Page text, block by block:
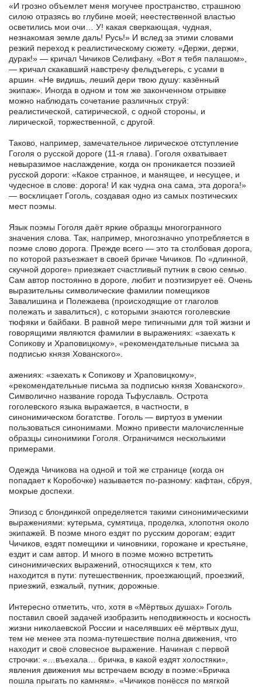
«И грозно объемлет меня могучее пространство, страшною
силою отразясь во глубине моей; неестественной властью
осветились мои очи… У! какая сверкающая, чудная,
незнакомая земле даль! Русь!» И вслед за этими словами
резкий переход к реалистическому сюжету. «Держи, держи,
дурак!» — кричал Чичиков Селифану. «Вот я тебя палашом»,
— кричал скакавший навстречу фельдъегерь, с усами в
аршин. «Не видишь, леший дери твою душу: казённый
экипаж». Иногда в одном и том же законченном отрывке
можно наблюдать сочетание различных струй:
реалистической, сатирической, с одной стороны, и
лирической, торжественной, с другой.
Таково, например, замечательное лирическое отступление
Гоголя о русской дороге (11-я глава). Гоголя охватывает
невыразимое наслаждение, когда он проникается поэзией
русской дороги: «Какое странное, и манящее, и несущее, и
чудесное в слове: дорога! И как чудна она сама, эта дорога!»
— восклицает Гоголь, создавая одно из самых поэтических
мест поэмы.
Язык поэмы Гоголя даёт яркие образцы многогранного
значения слова. Так, например, многозначно употребляется в
поэме слово дорога. Прежде всего — это та столбовая дорога,
по которой разъезжает в своей бричке Чичиков. По «длинной,
скучной дороге» приезжает счастливый путник в свою семью.
Сам автор постоянно в дороге, любит и поэтизирует её. Очень
выразительны символические фамилии помещиков
Завалишина и Полежаева (происходящие от глаголов
полежать и завалиться), с которыми знаются гоголевские
тюфяки и байбаки. В равной мере типичными для той жизни и
говорящими являются фамилии в выражениях: «заехать к
Сопикову и Храповицкому», «рекомендательные письма за
подписью князя Хованского».
ажениях: «заехать к Сопикову и Храповицкому»,
«рекомендательные письма за подписью князя Хованского».
Символично название города Тьфуславль. Острота
гоголевского языка выражается, в частности, в
синонимическом богатстве. Гоголь — виртуоз в умении
пользоваться синонимами. Можно привести малочисленные
образцы синонимики Гоголя. Ограничимся несколькими
примерами.
Одежда Чичикова на одной и той же странице (когда он
попадает к Коробочке) называется по-разному: кафтан, сбруя,
мокрые доспехи.
Эпизод с блондинкой определяется такими синонимическими
выражениями: кутерьма, сумятица, проделка, хлопотня около
экипажей. В поэме много ездят по русским дорогам; ездит
Чичиков, ездят помещики и чиновники, горожане и крестьяне,
ездит и сам автор. И много в поэме можно встретить
синонимических выражений, относящихся к тем, кто
находится в пути: путешественник, проезжающий, проезжий,
приезжий, езжалый, путник, дорожные.
Интересно отметить, что, хотя в «Мёртвых душах» Гоголь
поставил своей задачей изобразить неподвижность и косность
жизни николаевской России и населявших её мёртвых душ,
тем не менее эта поэма-путешествие полна движения, что
находит и своё словесное выражение. Начиная с первой
строчки: «…въехала… бричка, в какой ездят холостяки»,
явления движения мы встречаем всюду в поэме:«Бричка
пошла прыгать по камням». «Чичиков понёсся по мягкой